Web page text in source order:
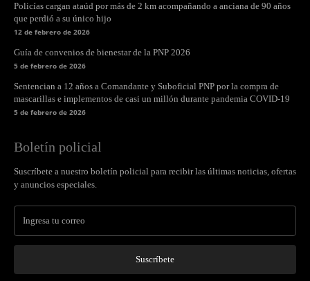
Policías cargan ataúd por más de 2 km acompañando a anciana de 90 años
que perdió a su único hijo
12 de febrero de 2026
Guía de convenios de bienestar de la PNP 2026
5 de febrero de 2026
Sentencian a 12 años a Comandante y Suboficial PNP por la compra de
mascarillas e implementos de casi un millón durante pandemia COVID-19
5 de febrero de 2026
Boletín policial
Suscríbete a nuestro boletín policial para recibir las últimas noticias, ofertas
y anuncios especiales.
Suscríbete